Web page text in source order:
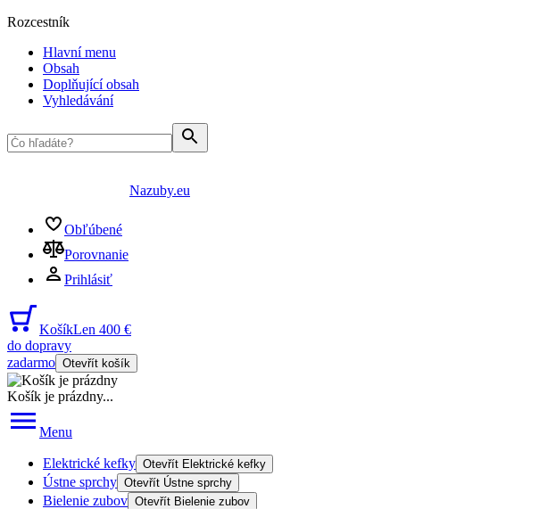
Rozcestník
Hlavní menu
Obsah
Doplňující obsah
Vyhledávání
Nazuby.eu
Obľúbené
Porovnanie
Prihlásiť
KošíkLen 400 €
do dopravy
zadarmo Otevřít košík
Košík je prázdny...
Menu
Elektrické kefky Otevřít Elektrické kefky
Ústne sprchy Otevřít Ústne sprchy
Bielenie zubov Otevřít Bielenie zubov